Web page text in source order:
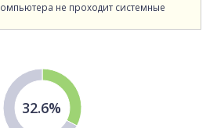
не проходит системные
32.6%